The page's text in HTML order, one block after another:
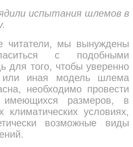
испытания шлемов в
читатели, мы вынуждены
с подобными
для того, чтобы уверенно
или иная модель шлема
необходимо провести
имеющихся размеров, в
условиях,
возможные виды